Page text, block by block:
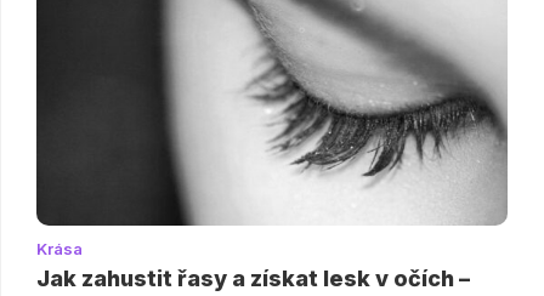
Krása
Jak zahustit řasy a získat lesk v očích –